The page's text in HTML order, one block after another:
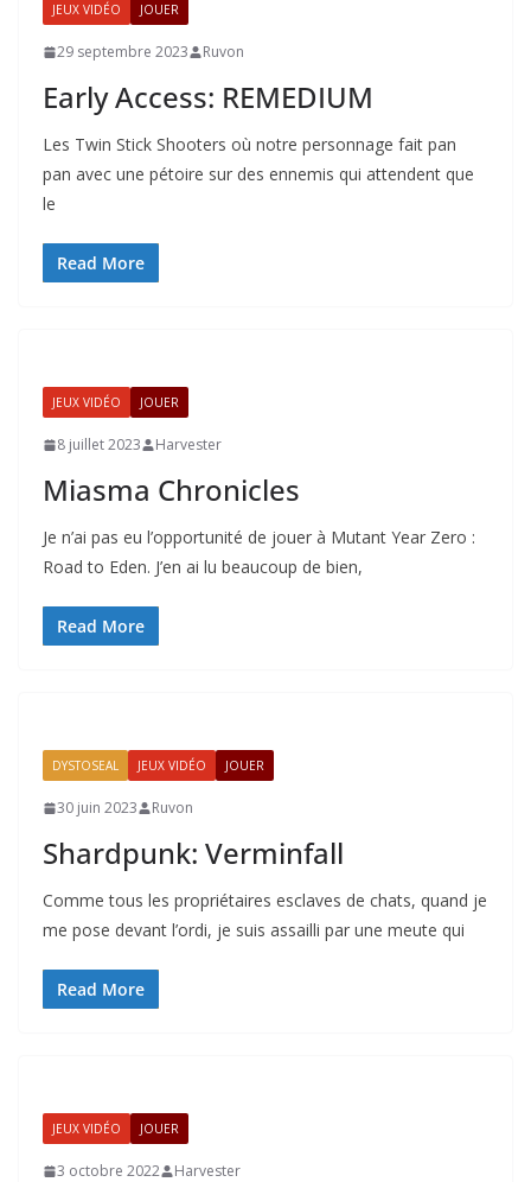
JEUX VIDÉO JOUER
29 septembre 2023 Ruvon
Early Access: REMEDIUM
Les Twin Stick Shooters où notre personnage fait pan
pan avec une pétoire sur des ennemis qui attendent que
le
Read More
JEUX VIDÉO JOUER
8 juillet 2023 Harvester
Miasma Chronicles
Je n’ai pas eu l’opportunité de jouer à Mutant Year Zero :
Road to Eden. J’en ai lu beaucoup de bien,
Read More
DYSTOSEAL JEUX VIDÉO JOUER
30 juin 2023 Ruvon
Shardpunk: Verminfall
Comme tous les propriétaires esclaves de chats, quand je
me pose devant l’ordi, je suis assailli par une meute qui
Read More
JEUX VIDÉO JOUER
3 octobre 2022 Harvester